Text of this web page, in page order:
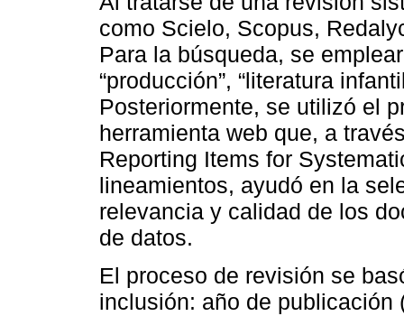
como Scielo, Scopus,
Para la búsqueda, se
“producción”, “literatura
Posteriormente, se utilizó el
herramienta web que, a
Reporting Items for
lineamientos, ayudó en la
relevancia y calidad de los
de datos.
El proceso de revisión se
inclusión: año de publicación